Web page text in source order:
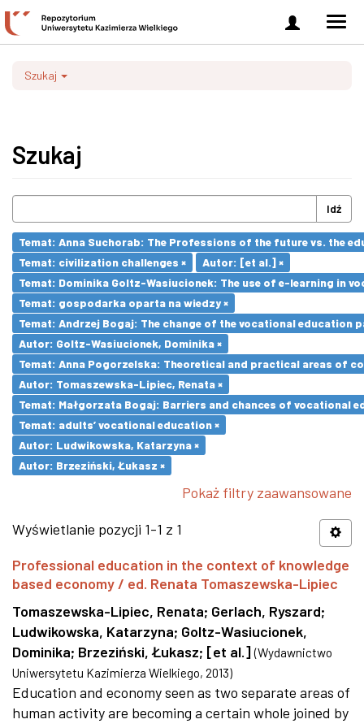
Zaloguj
się
Szukaj
Szukaj
Idź
Temat: Anna Suchorab: The Professions of the future vs. the
Temat: civilization challenges ×
Autor: [et al.] ×
Temat: Dominika Goltz-Wasiucionek: The use of e-learning in
Temat: gospodarka oparta na wiedzy ×
Temat: Andrzej Bogaj: The change of the vocational education
Autor: Goltz-Wasiucionek, Dominika ×
Temat: Anna Pogorzelska: Theoretical and practical areas of
Autor: Tomaszewska-Lipiec, Renata ×
Temat: Małgorzata Bogaj: Barriers and chances of vocational
Temat: adults’ vocational education ×
Autor: Ludwikowska, Katarzyna ×
Autor: Brzeziński, Łukasz ×
Pokaż filtry zaawansowane
Wyświetlanie pozycji 1-1 z 1
Professional education in the context of knowledge
based economy / ed. Renata Tomaszewska-Lipiec
Tomaszewska-Lipiec, Renata; Gerlach, Ryszard;
Ludwikowska, Katarzyna; Goltz-Wasiucionek,
Dominika; Brzeziński, Łukasz; [et al.] (Wydawnictwo
Uniwersytetu Kazimierza Wielkiego, 2013)
Education and economy seen as two separate areas of
human activity are becoming a certain whole joined by